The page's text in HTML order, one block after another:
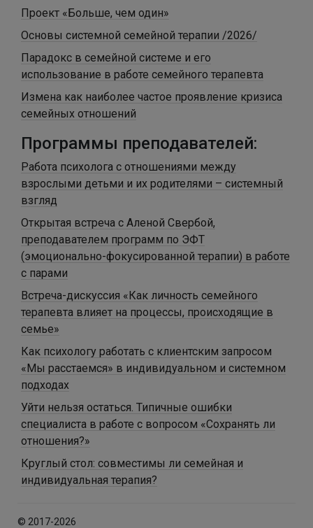
Проект «Больше, чем один»
Основы системной семейной терапии /2026/
Парадокс в семейной системе и его
использование в работе семейного терапевта
Измена как наиболее частое проявление кризиса
семейных отношений
Программы преподавателей:
Работа психолога с отношениями между
взрослыми детьми и их родителями – системный
взгляд
Открытая встреча с Аленой Свербой,
преподавателем программ по ЭФТ
(эмоционально-фокусированной терапии) в работе
с парами
Встреча-дискуссия «Как личность семейного
терапевта влияет на процессы, происходящие в
семье»
Как психологу работать с клиентским запросом
«Мы расстаемся» в индивидуальном и системном
подходах
Уйти нельзя остаться. Типичные ошибки
специалиста в работе с вопросом «Сохранять ли
отношения?»
Круглый стол: совместимы ли семейная и
индивидуальная терапия?
© 2017-2026